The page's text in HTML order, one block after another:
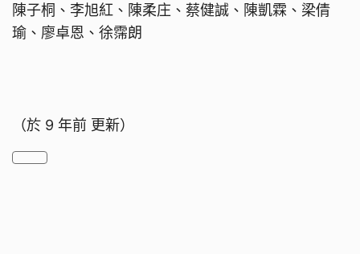
陳子桐、李旭紅、陳柔庄、蔡健誠、陳凱霖、梁倩
瑜、廖卓恩、徐霈朗
（於 9 年前 更新）